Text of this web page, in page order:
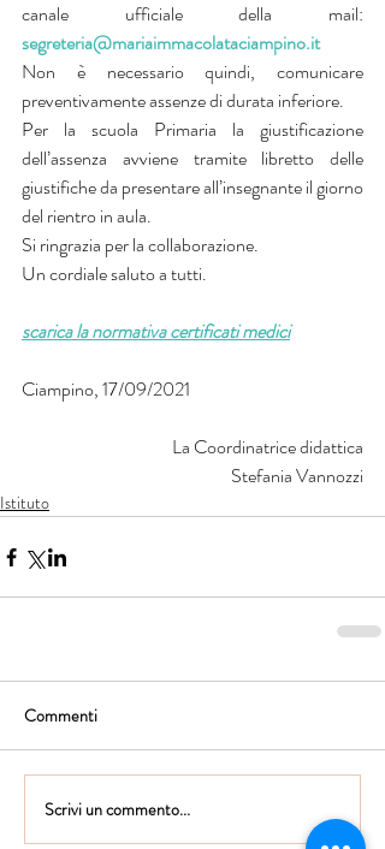
segreteria@mariaimmacolataciampino.it
Non è necessario quindi, comunicare
preventivamente assenze di durata inferiore.
Per la scuola Primaria la giustificazione
dell’assenza avviene tramite libretto delle
giustifiche da presentare all’insegnante il giorno
del rientro in aula.
Si ringrazia per la collaborazione.
Un cordiale saluto a tutti.
scarica la normativa certificati medici
Ciampino, 17/09/2021
La Coordinatrice didattica
Stefania Vannozzi
Istituto
Commenti
Scrivi un commento...